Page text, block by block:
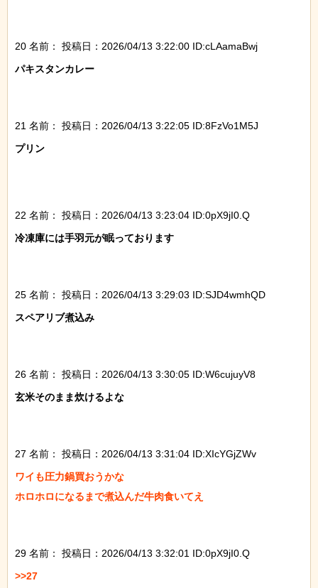
20 名前：
投稿日：2026/04/13 3:22:00 ID:cLAamaBwj
パキスタンカレー
21 名前：
投稿日：2026/04/13 3:22:05 ID:8FzVo1M5J
プリン
22 名前：
投稿日：2026/04/13 3:23:04 ID:0pX9jI0.Q
冷凍庫には手羽元が眠っております
25 名前：
投稿日：2026/04/13 3:29:03 ID:SJD4wmhQD
スペアリブ煮込み
26 名前：
投稿日：2026/04/13 3:30:05 ID:W6cujuyV8
玄米そのまま炊けるよな
27 名前：
投稿日：2026/04/13 3:31:04 ID:XIcYGjZWv
ワイも圧力鍋買おうかな
ホロホロになるまで煮込んだ牛肉食いてえ
29 名前：
投稿日：2026/04/13 3:32:01 ID:0pX9jI0.Q
>>27